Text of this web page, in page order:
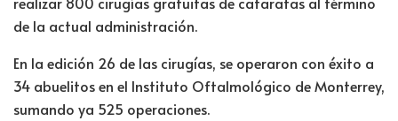
de la actual administración.
En la edición 26 de las cirugías, se operaron con éxito a
34 abuelitos en el Instituto Oftalmológico de Monterrey,
sumando ya 525 operaciones.